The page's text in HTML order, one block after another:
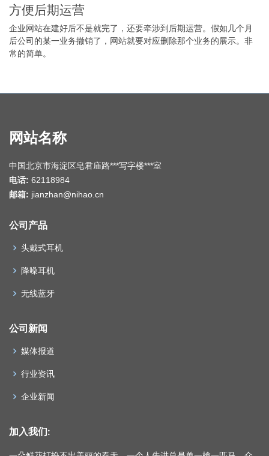
方便后期运营
企业网站在建好后不是就完了，还要牵涉到后期运营。假如几个月
后公司的某一业务撤销了，网站就要对应删除那个业务的展示。非
常的简单。
网站名称
中国北京市海淀区皂君庙路***写字楼***室
电话: 62118984
邮箱: jianzhan@nihao.cn
公司产品
头戴式耳机
降噪耳机
无线蓝牙
公司新闻
媒体报道
行业资讯
企业新闻
加入我们: